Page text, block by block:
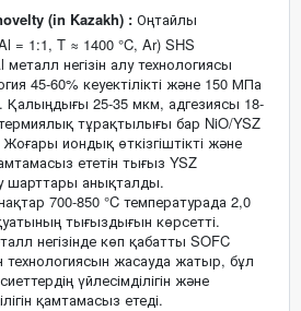
(in Kazakh) : Оңтайлы
= 1:1, T ≈ 1400 °C, Ar) SHS
металл негізін алу технологиясы
45-60% кеуектілікті және 150 МПа
Қалыңдығы 25-35 мкм, адгезиясы 18-
тұрақтылығы бар NiO/YSZ
иондық өткізгіштікті және
ететін тығыз YSZ
шарттары анықталды.
700-850 °C температурада 2,0
тығыздығын көрсетті.
негізінде көп қабатты SOFC
технологиясын жасауда жатыр, бұл
үйлесімділігін және
қамтамасыз етеді.